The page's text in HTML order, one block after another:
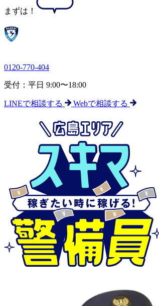
まずは！
0120-770-404
受付：平日 9:00〜18:00
LINEで相談する Webで相談する